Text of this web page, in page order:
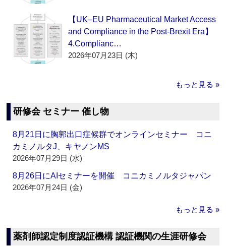
【UK–EU Pharmaceutical Market Access
and Compliance in the Post-Brexit Era】
4.Complianc…
2026年07月23日 (木)
もっと見る »
研修会 セミナー 催し物
8月21日に胸郭出口症候群でオンラインセミナー コニ
カミノルタJ、キヤノンMS
2026年07月29日 (水)
8月26日にAIセミナーを開催 コニカミノルタジャパン
2026年07月24日 (金)
もっと見る »
薬剤師認定制度認証機構 認証機関の生涯研修会